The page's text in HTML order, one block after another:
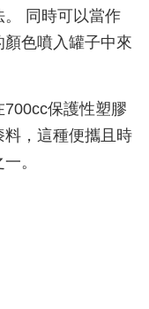
同時可以當作
色噴入罐子中來
保護性塑膠
，這種便攜且時
。